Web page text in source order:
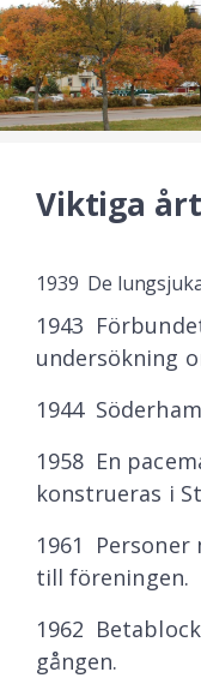
Viktiga
1939 De
1943
undersökning
1944
1958 En
konstrueras i
1961
till föreningen.
1962
gången.